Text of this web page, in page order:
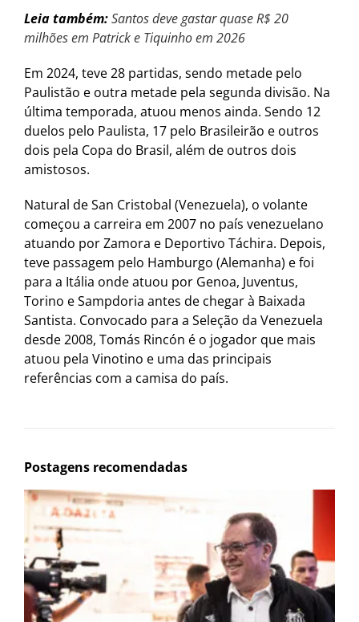
Leia também:Santos deve gastar quase R$ 20
milhões em Patrick e Tiquinho em 2026
Em 2024, teve 28 partidas, sendo metade pelo
Paulistão e outra metade pela segunda divisão. Na
última temporada, atuou menos ainda. Sendo 12
duelos pelo Paulista, 17 pelo Brasileirão e outros
dois pela Copa do Brasil, além de outros dois
amistosos.
Natural de San Cristobal (Venezuela), o volante
começou a carreira em 2007 no país venezuelano
atuando por Zamora e Deportivo Táchira. Depois,
teve passagem pelo Hamburgo (Alemanha) e foi
para a Itália onde atuou por Genoa, Juventus,
Torino e Sampdoria antes de chegar à Baixada
Santista. Convocado para a Seleção da Venezuela
desde 2008, Tomás Rincón é o jogador que mais
atuou pela Vinotino e uma das principais
referências com a camisa do país.
Postagens recomendadas